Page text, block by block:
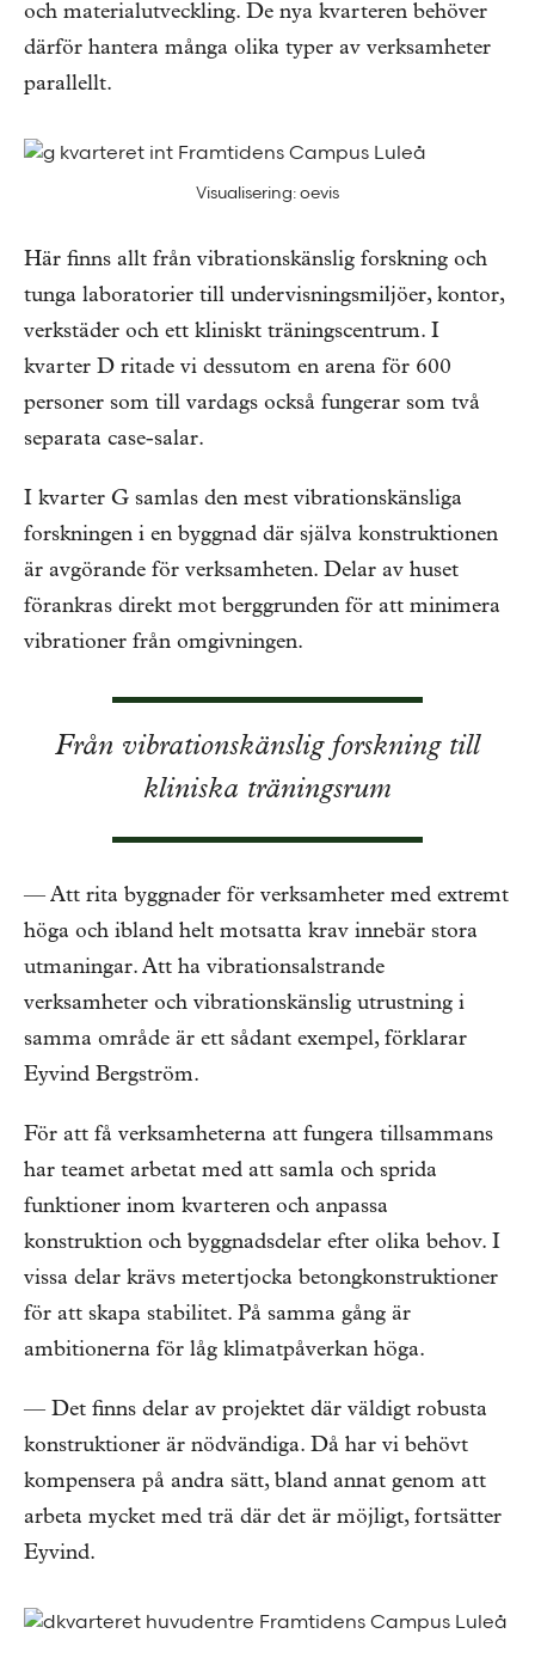
och materialutveckling. De nya kvarteren behöver
därför hantera många olika typer av verksamheter
parallellt.
Visualisering: oevis
Här finns allt från vibrationskänslig forskning och
tunga laboratorier till undervisningsmiljöer, kontor,
verkstäder och ett kliniskt träningscentrum. I
kvarter D ritade vi dessutom en arena för 600
personer som till vardags också fungerar som två
separata case-salar.
I kvarter G samlas den mest vibrationskänsliga
forskningen i en byggnad där själva konstruktionen
är avgörande för verksamheten. Delar av huset
förankras direkt mot berggrunden för att minimera
vibrationer från omgivningen.
Från vibrationskänslig forskning till
kliniska träningsrum
— Att rita byggnader för verksamheter med extremt
höga och ibland helt motsatta krav innebär stora
utmaningar. Att ha vibrationsalstrande
verksamheter och vibrationskänslig utrustning i
samma område är ett sådant exempel, förklarar
Eyvind Bergström.
För att få verksamheterna att fungera tillsammans
har teamet arbetat med att samla och sprida
funktioner inom kvarteren och anpassa
konstruktion och byggnadsdelar efter olika behov. I
vissa delar krävs metertjocka betongkonstruktioner
för att skapa stabilitet. På samma gång är
ambitionerna för låg klimatpåverkan höga.
— Det finns delar av projektet där väldigt robusta
konstruktioner är nödvändiga. Då har vi behövt
kompensera på andra sätt, bland annat genom att
arbeta mycket med trä där det är möjligt, fortsätter
Eyvind.